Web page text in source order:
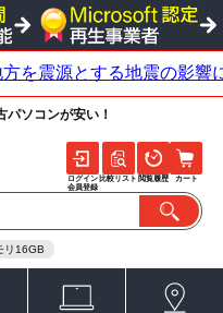
ソコンが安い！
リ16GB
ログイン
会員登録
比較リスト 閲覧履歴 カート